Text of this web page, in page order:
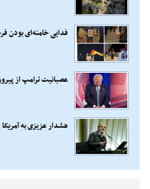
فدایی خامنه‌ای بودن
عصبانیت ترامپ از
هشدار عزیزی به آمریکا